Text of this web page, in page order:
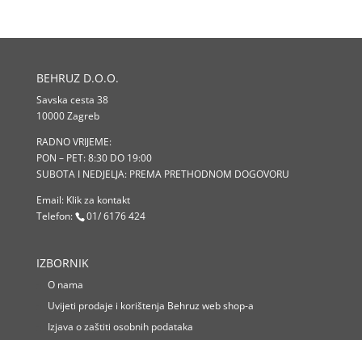
BEHRUZ D.O.O.
Savska cesta 38
10000 Zagreb
RADNO VRIJEME:
PON – PET: 8:30 DO 19:00
SUBOTA I NEDJELJA: PREMA PRETHODNOM DOGOVORU
Email: Klik za kontakt
Telefon:
01/ 6176 424
IZBORNIK
O nama
Uvijeti prodaje i korištenja Behruz web shop-a
Izjava o zaštiti osobnih podataka